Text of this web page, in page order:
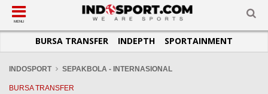
SUB-MENU
SEPAKBOLA
SUB-MENU
SPORTAINMENT
SUB-MENU
OTOMOTIF
SUB-MENU
BASKET
SUB-MENU
JADWAL
SUB-MENU
TOPIK HARI INI
MENU
BURSA TRANSFER INDEPTH SPORTAINMENT
INDOSPORT SEPAKBOLA - INTERNASIONAL
BURSA TRANSFER